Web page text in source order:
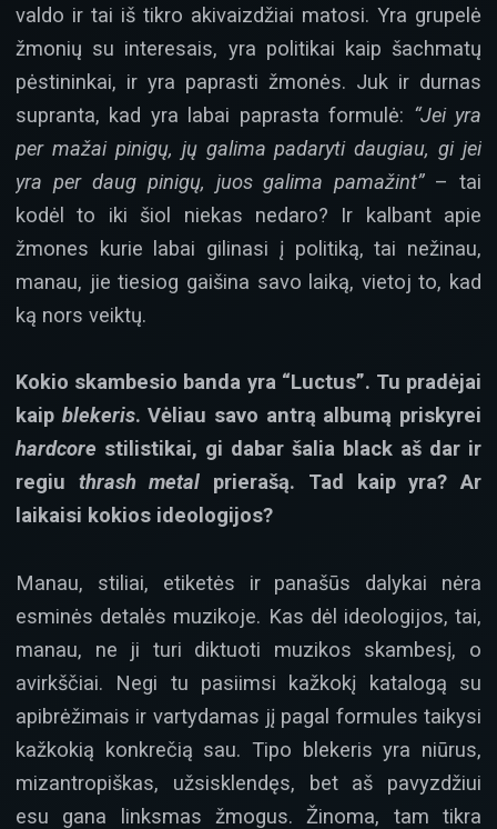
valdo ir tai iš tikro akivaizdžiai matosi. Yra grupelė
žmonių su interesais, yra politikai kaip šachmatų
pėstininkai, ir yra paprasti žmonės. Juk ir durnas
supranta, kad yra labai paprasta formulė: “Jei yra
per mažai pinigų, jų galima padaryti daugiau, gi jei
yra per daug pinigų, juos galima pamažint”– tai
kodėl to iki šiol niekas nedaro? Ir kalbant apie
žmones kurie labai gilinasi į politiką, tai nežinau,
manau, jie tiesiog gaišina savo laiką, vietoj to, kad
ką nors veiktų.
Kokio skambesio banda yra “Luctus”. Tu pradėjai
kaip blekeris. Vėliau savo antrą albumą priskyrei
hardcore stilistikai, gi dabar šalia black aš dar ir
regiu thrash metal prierašą. Tad kaip yra? Ar
laikaisi kokios ideologijos?
Manau, stiliai, etiketės ir panašūs dalykai nėra
esminės detalės muzikoje. Kas dėl ideologijos, tai,
manau, ne ji turi diktuoti muzikos skambesį, o
avirkščiai. Negi tu pasiimsi kažkokį katalogą su
apibrėžimais ir vartydamas jį pagal formules taikysi
kažkokią konkrečią sau. Tipo blekeris yra niūrus,
mizantropiškas, užsisklendęs, bet aš pavyzdžiui
esu gana linksmas žmogus. Žinoma, tam tikra